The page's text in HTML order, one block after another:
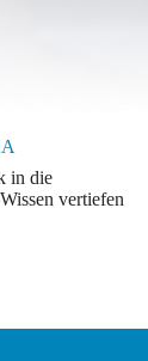
in die
vertiefen